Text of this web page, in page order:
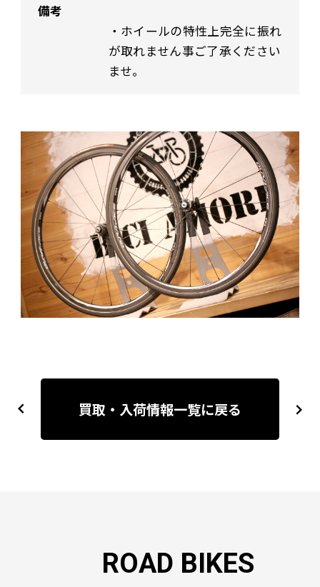
備考
・ホイールの特性上完全に振れ
が取れません事ご了承ください
ませ。
稿
previous next
買取・入荷情報一覧に戻る
ROAD BIKES